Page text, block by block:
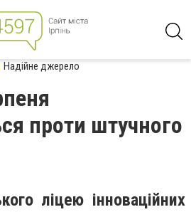
Надійне джерело
проти штучного
ліцею інноваційних